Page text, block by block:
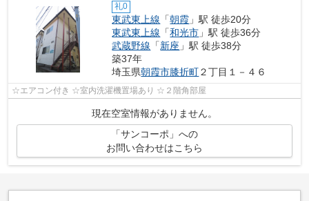
礼0
東武東上線 「朝霞 」駅 徒歩20分
東武東上線 「和光市 」駅 徒歩36分
武蔵野線 「新座 」駅 徒歩38分
築37年
埼玉県朝霞市膝折町２丁目１－４６
☆エアコン付き ☆室内洗濯機置場あり ☆２階角部屋
現在空室情報がありません。
「サンコーポ」への
お問い合わせはこちら